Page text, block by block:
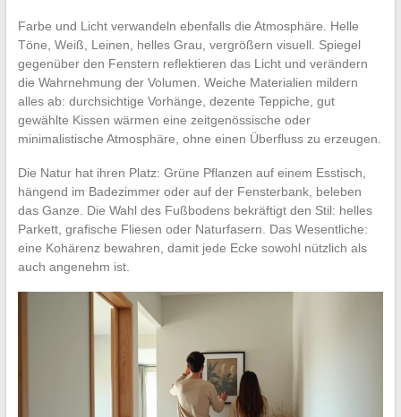
Farbe und Licht verwandeln ebenfalls die Atmosphäre. Helle
Töne, Weiß, Leinen, helles Grau, vergrößern visuell. Spiegel
gegenüber den Fenstern reflektieren das Licht und verändern
die Wahrnehmung der Volumen. Weiche Materialien mildern
alles ab: durchsichtige Vorhänge, dezente Teppiche, gut
gewählte Kissen wärmen eine zeitgenössische oder
minimalistische Atmosphäre, ohne einen Überfluss zu erzeugen.
Die Natur hat ihren Platz: Grüne Pflanzen auf einem Esstisch,
hängend im Badezimmer oder auf der Fensterbank, beleben
das Ganze. Die Wahl des Fußbodens bekräftigt den Stil: helles
Parkett, grafische Fliesen oder Naturfasern. Das Wesentliche:
eine Kohärenz bewahren, damit jede Ecke sowohl nützlich als
auch angenehm ist.